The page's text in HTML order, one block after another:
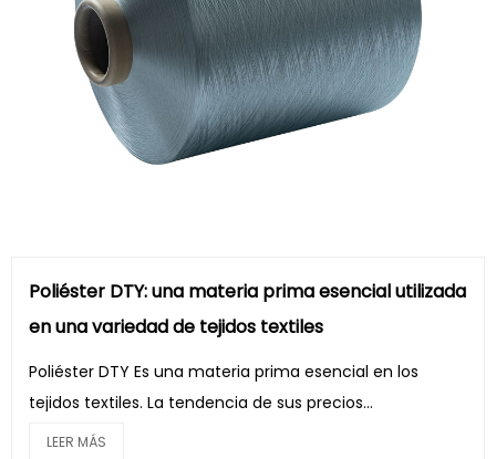
Poliéster DTY: una materia prima esencial utilizada
en una variedad de tejidos textiles
Poliéster DTY Es una materia prima esencial en los
tejidos textiles. La tendencia de sus precios...
LEER MÁS